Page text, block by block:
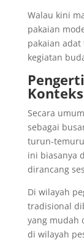
Walau kini
pakaian
pakaian
kegiatan
Secara
sebagai
turun-
ini biasanya
dirancang
Di wilayah
tradisional
yang mudah
di wilayah